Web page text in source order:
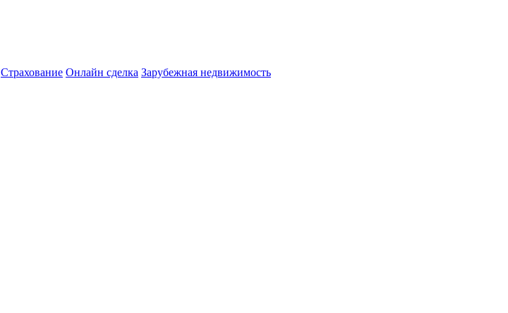
Страхование Онлайн сделка Зарубежная недвижимость